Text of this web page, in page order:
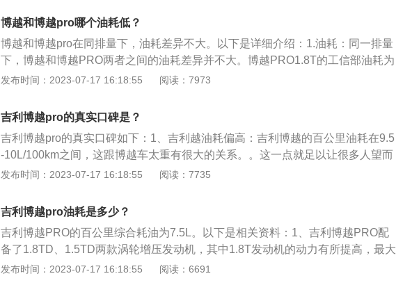
的机油滤清器的油封上涂上机油，用手顺时针拧紧即可；将新机油在发动机气门
室盖的加油口加入，一般是一桶机油加到四分之三即可；起动发动机工作5分
钟，观察油底螺丝和机油滤清器处是否有漏油，如有应检修；发动机停止后,拔下
上下足了功夫。2、配置：配备在博越PRO的这台第三代1.8TD涡轮增压发动机在
吉利的调教下动力有了不错的提高，最大功率135kW(184Ps)，峰值扭矩同比上
一代提高15N·m至300N·m，令人高兴的是博越pro的百公里综合油耗仅为7.5L。
博越和博越pro哪个油耗低？
博越和博越pro在同排量下，油耗差异不大。以下是详细介绍：1.油耗：同一排量
下，博越和博越PRO两者之间的油耗差异并不大。博越PRO1.8T的工信部油耗为
7.2L/100KM，博越则为7.1L/100KM，两者之间的差别几乎可以忽略不计。其实
策。2.差异：外观上：博越PRO在外观上采用吉利最新的设计语言，虽说外观整
体的造型和博越差别不大，但是在前脸大灯的造型和尾灯的细节上都能看到博越
PRO明显比博越更有高级感。博越PRO的涟漪中网尺寸更大，视觉效果更加吸引
人眼球。内饰上：博越PRO的内饰看起来更有豪华感看起来也更贵。例如博越P
RO上的金属拉丝面板和钢琴烤漆都是两种亮晶晶的元素，但拉丝面板稍有暗哑的
功力。博越则保持老款车型的样子，只是车机换上最新的系统。配置上：博越PR
O相比起博越，多出全速域自适应巡航、360度全景影像、前排座椅加热、自适应
近远关灯、自动雨刮、后排出风口。顶配车型还多出车道偏离预警、车道保持系
发布时间：2023-07-17 16:18:55 阅读：7973
吉利博越pro的真实口碑是？
吉利博越pro的真实口碑如下：1、吉利越油耗偏高：吉利博越的百公里油耗在9.5
-10L/100km之间，这跟博越车太重有很大的关系。。这一点就足以让很多人望而
止步，毕竟注重油耗的人也不在少数，这算是吉利博越致命缺点。2、发动机动
题，即使故意蹂躏，也能顺滑输出动力，不过1.8T高功率在被7DCT过滤后，缺
乏爆发感。3、底盘离地间隙过小，不过悬架得心应手：博越底盘高度只有170m
m，不过作为城市SUV，这样的底盘高度算是刚好。悬架上，前为麦弗逊独立悬
架，后为多连杆独立悬架，这样的悬架配置是相当不错，而在实际的驾驶体验中
表现也很好。4、外观漂亮，内饰做工也挺好：回字形中网，刚直的线条，悬浮
发布时间：2023-07-17 16:18:55 阅读：7735
吉利博越pro油耗是多少？
吉利博越PRO的百公里综合耗油为7.5L。以下是相关资料：1、吉利博越PRO配
备了1.8TD、1.5TD两款涡轮增压发动机，其中1.8T发动机的动力有所提高，最大
功率为135kW（184Ps），峰值扭矩比上一代提高15N·m至300N·m；1.5T发动
发布时间：2023-07-17 16:18:55 阅读：6691